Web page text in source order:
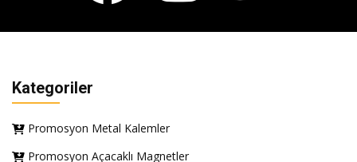
Kategoriler
Promosyon Metal Kalemler
Promosyon Açacaklı Magnetler